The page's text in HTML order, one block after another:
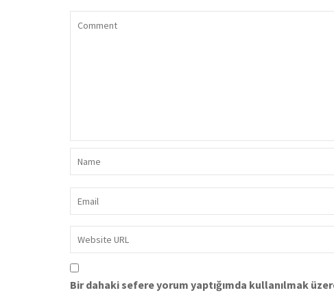
Bir dahaki sefere yorum yaptığımda kullanılmak